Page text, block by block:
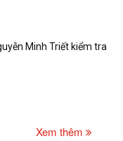
Minh Triết kiểm tra
Xem thêm